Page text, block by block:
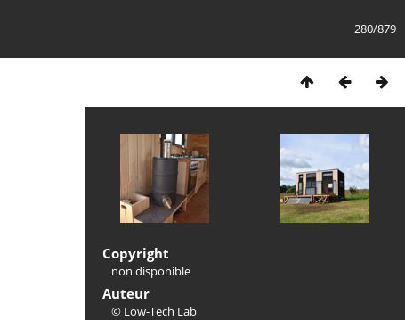
280/879
Copyright
non disponible
Auteur
© Low-Tech Lab